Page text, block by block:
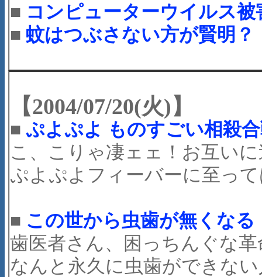
■ コンピューターウイルス
■ 蚊はつぶさない方が賢明
【2004/07/20(火)】
■ ぷよぷよ ものすごい相殺
こ、こりゃ凄ェェ！お互い
ぷよぷよフィーバーに至っ
■ この世から虫歯が無くなる
歯医者さん、困っちんぐ
なんと永久に虫歯ができな